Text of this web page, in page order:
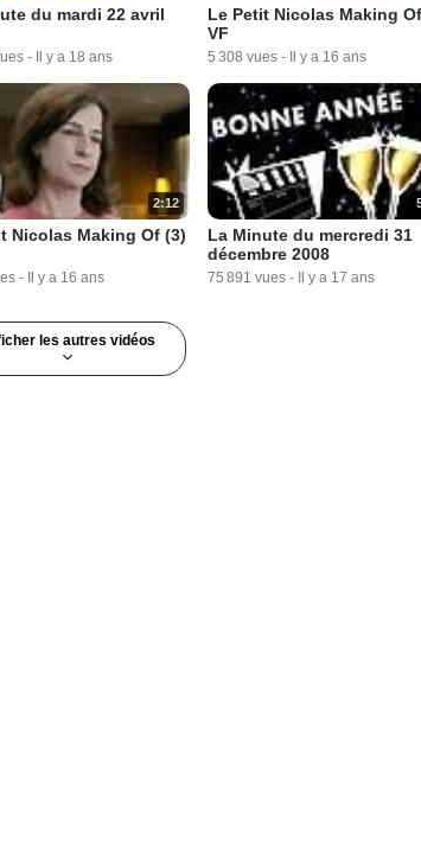
du mardi 22 avril
- Il y a 18 ans
Le Petit Nicolas Making
VF
5 308 vues - Il y a 16 ans
2:12
Nicolas Making Of (3)
- Il y a 16 ans
La Minute du mercredi 31
décembre 2008
75 891 vues - Il y a 17 ans
les autres vidéos